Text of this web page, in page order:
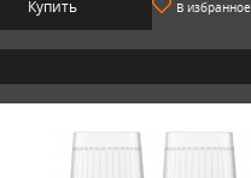
Купить В избранное